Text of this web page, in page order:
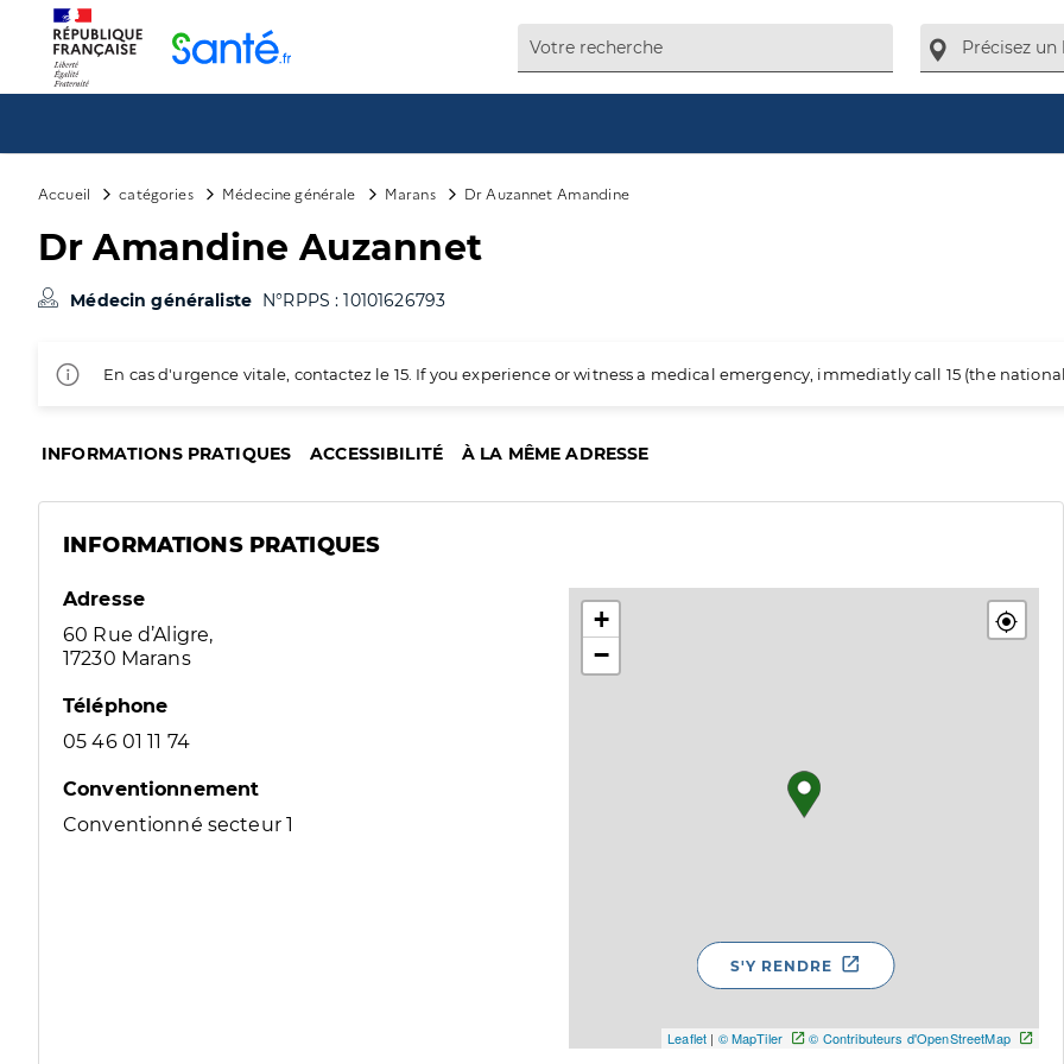
Accueil catégories Médecine générale Marans Dr Auzannet Amandine
Dr Amandine Auzannet
Médecin généraliste N°RPPS : 10101626793
En cas d'urgence vitale, contactez le 15. If you experience or witness a medical emergency, immediatly call 15 (the
INFORMATIONS PRATIQUES ACCESSIBILITÉ À LA MÊME ADRESSE
INFORMATIONS PRATIQUES
Adresse
60 Rue d’Aligre,
17230 Marans
Téléphone
05 46 01 11 74
Conventionnement
Conventionné secteur 1
+
−
Leaflet | © MapTiler © Contributeurs d'OpenStreetMap
S'Y RENDRE
Panneau de gestion des cookies